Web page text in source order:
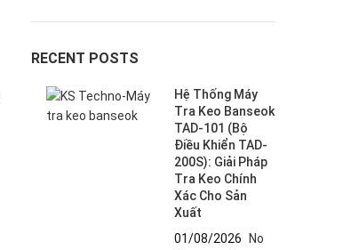
RECENT POSTS
Hệ Thống Máy
Tra Keo Banseok
TAD-101 (Bộ
Điều Khiển TAD-
200S): Giải Pháp
Tra Keo Chính
Xác Cho Sản
Xuất
01/08/2026
No